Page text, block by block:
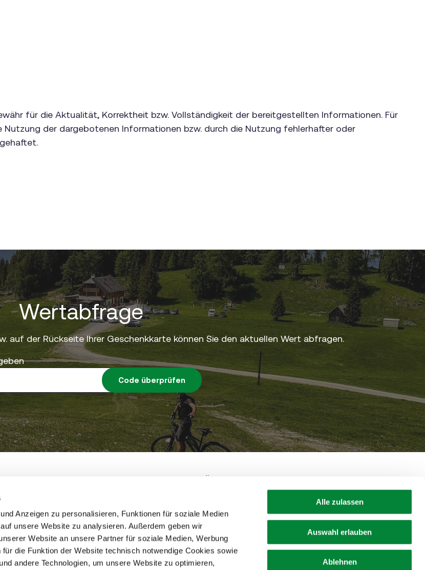
Anzeigen zu personalisieren, Funktionen für soziale Medien
unsere Website zu analysieren. Außerdem geben wir
Website an unsere Partner für soziale Medien, Werbung
die Funktion der Website technisch notwendige Cookies sowie
andere Technologien, um unsere Website zu optimieren,
Alle zulassen
Auswahl erlauben
Ablehnen
für die Aktualität, Korrektheit bzw. Vollständigkeit der bereitgestellten Informationen. Für
der dargebotenen Informationen bzw. durch die Nutzung fehlerhafter oder
Wertabfrage
auf der Rückseite Ihrer Geschenkkarte können Sie den aktuellen Wert abfragen.
Code überprüfen
• St.-Peter-Hauptstrasse 243 • 8042 Graz • Österreich